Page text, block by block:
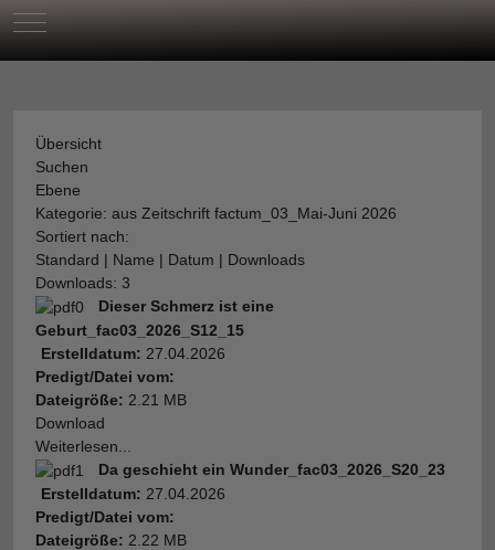
Mobile Menu Toggle
Übersicht
Suchen
Ebene
Kategorie: aus Zeitschrift factum_03_Mai-Juni 2026
Sortiert nach:
Standard | Name | Datum | Downloads
Downloads: 3
Dieser Schmerz ist eine
Geburt_fac03_2026_S12_15
Erstelldatum: 27.04.2026
Predigt/Datei vom:
Dateigröße: 2.21 MB
Download
Weiterlesen...
Da geschieht ein Wunder_fac03_2026_S20_23
Erstelldatum: 27.04.2026
Predigt/Datei vom:
Dateigröße: 2.22 MB